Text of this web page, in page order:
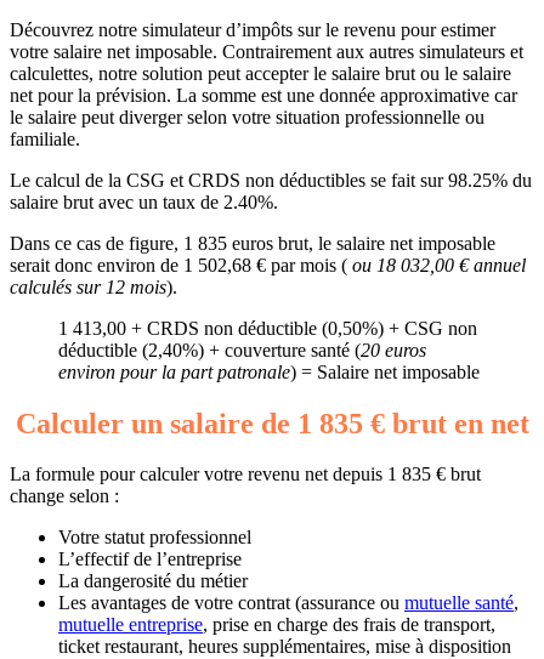
Découvrez notre simulateur d’impôts sur le revenu pour estimer
votre salaire net imposable. Contrairement aux autres simulateurs et
calculettes, notre solution peut accepter le salaire brut ou le salaire
net pour la prévision. La somme est une donnée approximative car
le salaire peut diverger selon votre situation professionnelle ou
familiale.
Le calcul de la CSG et CRDS non déductibles se fait sur 98.25% du
salaire brut avec un taux de 2.40%.
Dans ce cas de figure, 1 835 euros brut, le salaire net imposable
serait donc environ de 1 502,68 € par mois ( ou 18 032,00 € annuel
calculés sur 12 mois).
1 413,00 + CRDS non déductible (0,50%) + CSG non
déductible (2,40%) + couverture santé (20 euros
environ pour la part patronale) = Salaire net imposable
Calculer un salaire de 1 835 € brut en net
La formule pour calculer votre revenu net depuis 1 835 € brut
change selon :
Votre statut professionnel
L’effectif de l’entreprise
La dangerosité du métier
Les avantages de votre contrat (assurance ou mutuelle santé,
mutuelle entreprise, prise en charge des frais de transport,
ticket restaurant, heures supplémentaires, mise à disposition